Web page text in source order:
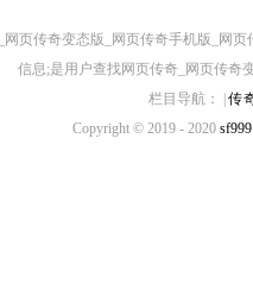
网页传奇变态版_网页传奇手机版_网
信息;是用户查找网页传奇_网页传奇
栏目导航： |传
Copyright © 2019 - 2020 sf999